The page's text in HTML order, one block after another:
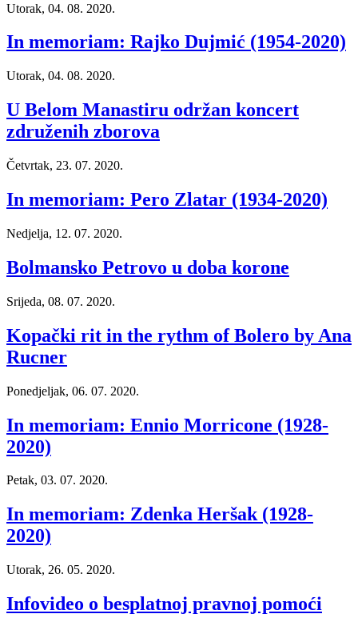
Utorak, 04. 08. 2020.
In memoriam: Rajko Dujmić (1954-2020)
Utorak, 04. 08. 2020.
U Belom Manastiru održan koncert
združenih zborova
Četvrtak, 23. 07. 2020.
In memoriam: Pero Zlatar (1934-2020)
Nedjelja, 12. 07. 2020.
Bolmansko Petrovo u doba korone
Srijeda, 08. 07. 2020.
Kopački rit in the rythm of Bolero by Ana
Rucner
Ponedjeljak, 06. 07. 2020.
In memoriam: Ennio Morricone (1928-
2020)
Petak, 03. 07. 2020.
In memoriam: Zdenka Heršak (1928-
2020)
Utorak, 26. 05. 2020.
Infovideo o besplatnoj pravnoj pomoći